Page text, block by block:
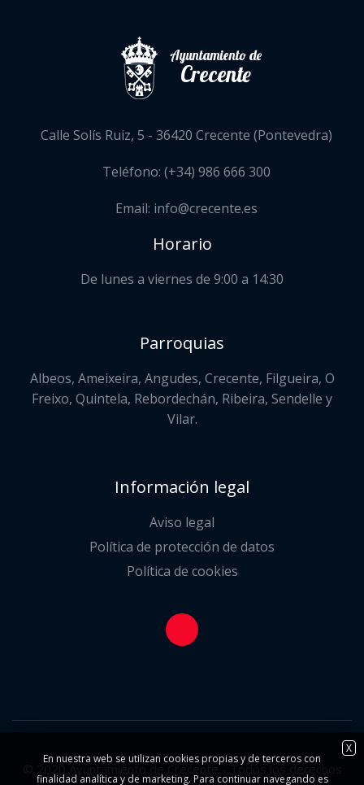
Ayuntamiento de
Crecente
Calle Solís Ruiz, 5 - 36420 Crecente (Pontevedra)
Teléfono: (+34) 986 666 300
Email: info@crecente.es
Horario
De lunes a viernes de 9:00 a 14:30
Parroquias
Albeos, Ameixeira, Angudes, Crecente, Filgueira, O
Freixo, Quintela, Rebordechán, Ribeira, Sendelle y
Vilar.
Información legal
Aviso legal
Política de protección de datos
Política de cookies
© 2020 Ayuntamiento de Crecente - Todos los derechos
X
En nuestra web se utilizan cookies propias y de terceros con
finalidad analítica y de marketing. Para continuar navegando es